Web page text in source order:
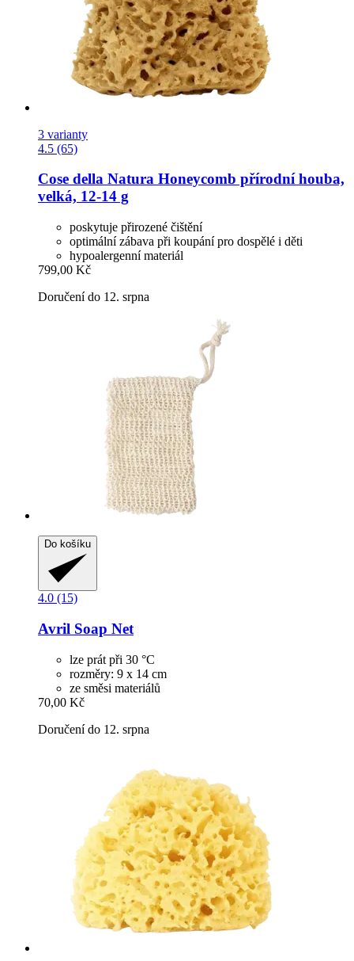
3 varianty
4.5 (65)
Cose della Natura Honeycomb přírodní houba,
velká, 12-​14 g
poskytuje přirozené čištění
optimální zábava při koupání pro dospělé i děti
hypoalergenní materiál
799,00 Kč
Doručení do 12. srpna
Do košíku
4.0 (15)
Avril Soap Net
lze prát při 30 °C
rozměry: 9 x 14 cm
ze směsi materiálů
70,00 Kč
Doručení do 12. srpna